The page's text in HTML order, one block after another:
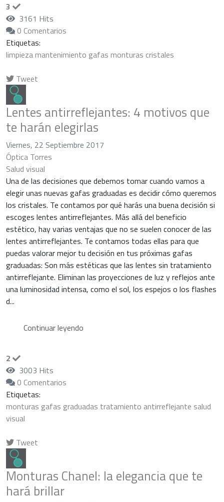
3
3161 Hits
0 Comentarios
Etiquetas:
limpiezamantenimiento gafas monturas cristales
Tweet
pinterest
Lentes antirreflejantes: 4 motivos que
te harán elegirlas
Viernes, 22 Septiembre 2017
Óptica Torres
Salud visual
Una de las decisiones que debemos tomar cuando vamos a
elegir unas nuevas gafas graduadas es decidir cómo queremos
los cristales. Te contamos por qué harás una buena decisión si
escoges lentes antirreflejantes. Más allá del beneficio
estético, hay varias ventajas que no se suelen conocer de las
lentes antirreflejantes. Te contamos todas ellas para que
puedas valorar mejor tu decisión en tus próximas gafas
graduadas: Son más estéticas que las lentes sin tratamiento
antirreflejante. Eliminan las proyecciones de luz y reflejos ante
una luminosidad intensa, como el sol, los espejos o los flashes
d...
Continuar leyendo
2
3003 Hits
0 Comentarios
Etiquetas:
monturas gafas graduadas tratamiento antirreflejante salud
visual
Tweet
pinterest
Monturas Chanel: la elegancia que te
hará brillar